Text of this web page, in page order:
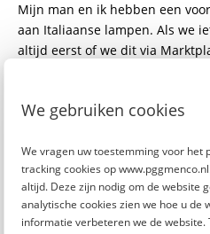
We gebruiken cookies
We vragen uw toestemming voor het
tracking cookies op
altijd. Deze zijn nodig om de website
analytische cookies zien we hoe u de
informatie verbeteren we de
Mijn man en ik hebben een
aan Italiaanse lampen. Als we
altijd eerst of we dit via
volle prijs te betalen.
Wat is je grootste
afgelopen jaar?
Ik kan niet echt iets groots